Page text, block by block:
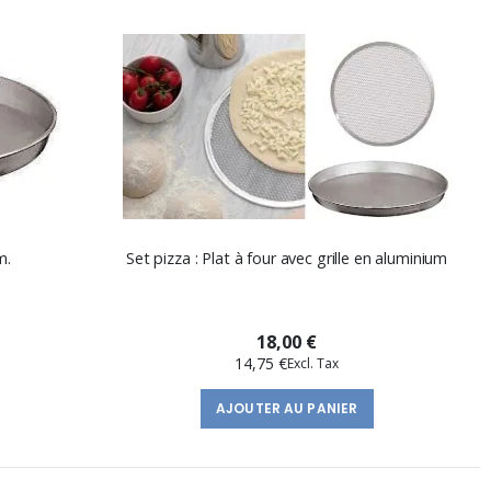
Set pizza : Plat à four avec grille en aluminium
18,00 €
14,75 €
AJOUTER AU PANIER